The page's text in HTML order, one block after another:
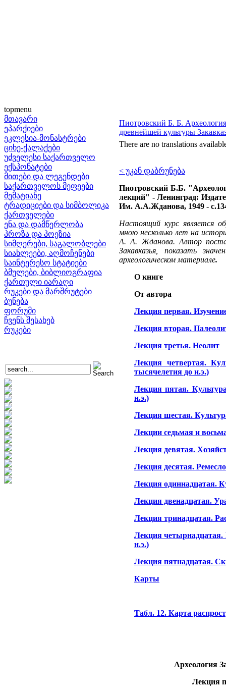
topmenu
მთავარი
ეპარქიები
ეკლესია-მონასტრები
ციხე-ქალაქები
უძველესი საქართველო
ექსპონატები
მითები და ლეგენდები
საქართველოს მეფეები
მემატიანე
ტრადიციები და სიმბოლიკა
ქართველები
ენა და დამწერლობა
პროზა და პოეზია
სიმღერები, საგალობლები
სიახლეები, აღმოჩენები
საინტერესო სტატიები
ბმულები, ბიბლიოგრაფია
ქართული იარაღი
რუკები და მარშრუტები
ბუნება
ფორუმი
ჩვენს შესახებ
რუკები
Пиотровский Б. Б.
древнейшей культуры
There are no translations
< უკან დაბრუნება
Пиотровский Б.Б.
лекций" - Ленинград:
Им. А.А.Жданова, 1949 -
Настоящий курс является
мною несколько лет на
А. А. Жданова. Автор
Закавказья, показать
археологическом материале.
О книге
От автора
Лекция первая.
Лекция вторая.
Лекция третья. Неолит
Лекция четвертая.
тысячелетия до н.э.)
Лекция пятая.
н.э.)
Лекция шестая.
Лекции седьмая и
Лекция девятая.
Лекция десятая.
Лекция одиннадцатая.
Лекция двенадцатая.
Лекция тринадцатая.
Лекция четырнадцатая.
н.э.)
Лекция пятнадцатая.
Карты
Табл. 12. Карта
Археология
Лекция